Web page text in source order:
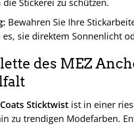
Stickerei zu schützen.
Bewahren Sie Ihre
es, sie direktem Sonnenlicht
des MEZ
Sticktwist ist in einer
zu trendigen Modefarben.